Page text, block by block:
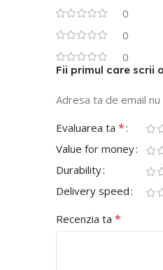
0
0
0
Fii primul care scrii
Adresa ta de email
Evaluarea ta *
Value for money
Durability
Delivery speed
Recenzia ta *